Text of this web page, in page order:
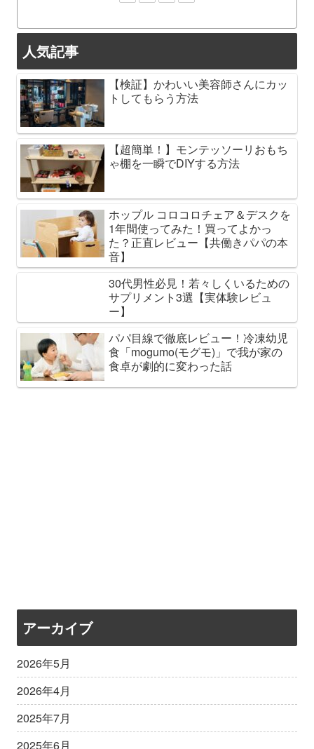
人気記事
【検証】かわいい美容師さんにカッ
トしてもらう方法
【超簡単！】モンテッソーリおもち
ゃ棚を一瞬でDIYする方法
ホップル コロコロチェア＆デスクを
1年間使ってみた！買ってよかっ
た？正直レビュー【共働きパパの本
音】
30代男性必見！若々しくいるための
サプリメント3選【実体験レビュ
ー】
パパ目線で徹底レビュー！冷凍幼児
食「mogumo(モグモ)」で我が家の
食卓が劇的に変わった話
アーカイブ
2026年5月
2026年4月
2025年7月
2025年6月